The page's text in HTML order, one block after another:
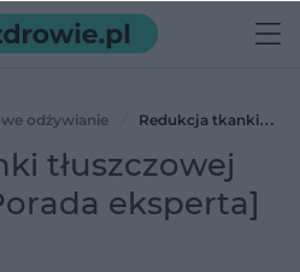
odżywianie
Redukcja tkanki
eksperta]tłuszczowej
eksperta]